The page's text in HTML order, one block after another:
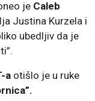
je Caleb
Justina Kurzela i
ubedljiv da je
a otišlo je u ruke